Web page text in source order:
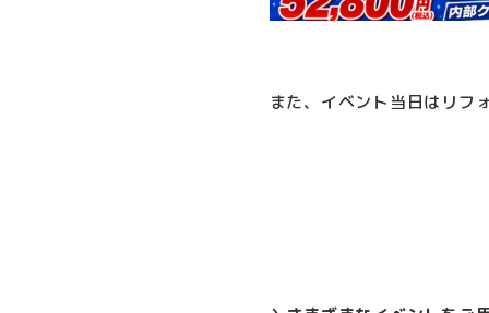
また、イベント当日はリフ